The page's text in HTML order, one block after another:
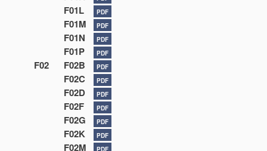
F01L PDF
F01M PDF
F01N PDF
F01P PDF
F02 F02B PDF
F02C PDF
F02D PDF
F02F PDF
F02G PDF
F02K PDF
F02M PDF